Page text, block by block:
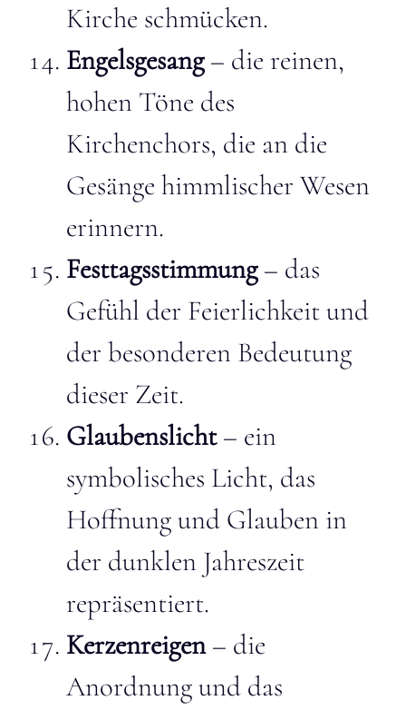
Kirche schmücken.
Engelsgesang– die reinen,
hohen Töne des
Kirchenchors, die an die
Gesänge himmlischer Wesen
erinnern.
Festtagsstimmung– das
Gefühl der Feierlichkeit und
der besonderen Bedeutung
dieser Zeit.
Glaubenslicht– ein
symbolisches Licht, das
Hoffnung und Glauben in
der dunklen Jahreszeit
repräsentiert.
Kerzenreigen– die
Anordnung und das